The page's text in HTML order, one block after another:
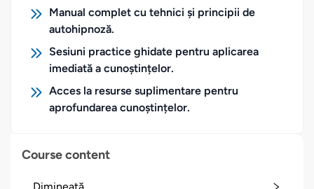
Course content
Manual complet cu tehnici și principii de
autohipnoză.
Sesiuni practice ghidate pentru aplicarea
imediată a cunoștințelor.
Acces la resurse suplimentare pentru
aprofundarea cunoștințelor.